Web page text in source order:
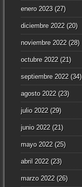
enero 2023(27)
diciembre 2022(20)
noviembre 2022(28)
octubre 2022(21)
septiembre 2022(34)
agosto 2022(23)
julio 2022(29)
junio 2022(21)
mayo 2022(25)
abril 2022(23)
marzo 2022(26)